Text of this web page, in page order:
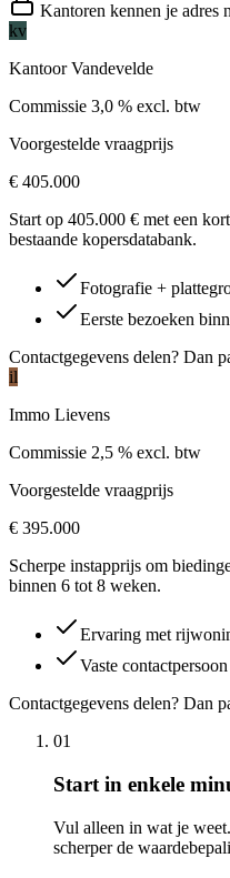
Kantoren kennen je adres
kv
Kantoor Vandevelde
Commissie 3,0 % excl. btw
Voorgestelde vraagprijs
€ 405.000
Start op 405.000 € met een
bestaande kopersdatabank.
Fotografie +
Eerste bezoeken
Contactgegevens delen? Dan
il
Immo Lievens
Commissie 2,5 % excl. btw
Voorgestelde vraagprijs
€ 395.000
Scherpe instapprijs om
binnen 6 tot 8 weken.
Ervaring met
Vaste contactpersoon
Contactgegevens delen? Dan
01
Start in enkele
Vul alleen in wat je
scherper de